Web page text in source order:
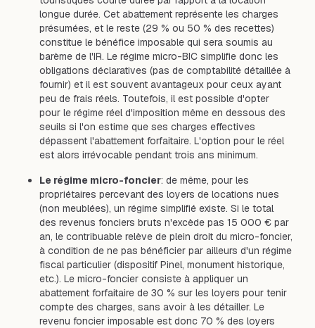
longue durée. Cet abattement représente les charges
présumées, et le reste (29 % ou 50 % des recettes)
constitue le bénéfice imposable qui sera soumis au
barème de l'IR. Le régime micro-BIC simplifie donc les
obligations déclaratives (pas de comptabilité détaillée à
fournir) et il est souvent avantageux pour ceux ayant
peu de frais réels. Toutefois, il est possible d'opter
pour le régime réel d'imposition même en dessous des
seuils si l'on estime que ses charges effectives
dépassent l'abattement forfaitaire. L'option pour le réel
est alors irrévocable pendant trois ans minimum.
Le régime micro-foncier: de même, pour les
propriétaires percevant des loyers de locations nues
(non meublées), un régime simplifié existe. Si le total
des revenus fonciers bruts n'excède pas 15 000 € par
an, le contribuable relève de plein droit du micro-foncier,
à condition de ne pas bénéficier par ailleurs d'un régime
fiscal particulier (dispositif Pinel, monument historique,
etc.). Le micro-foncier consiste à appliquer un
abattement forfaitaire de 30 % sur les loyers pour tenir
compte des charges, sans avoir à les détailler. Le
revenu foncier imposable est donc 70 % des loyers